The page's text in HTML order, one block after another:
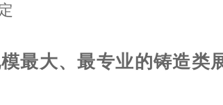
定
最大、最专业的铸造类